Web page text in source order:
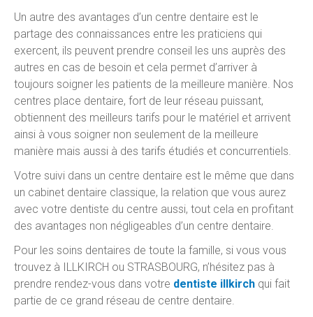
Un autre des avantages d’un centre dentaire est le
partage des connaissances entre les praticiens qui
exercent, ils peuvent prendre conseil les uns auprès des
autres en cas de besoin et cela permet d’arriver à
toujours soigner les patients de la meilleure manière. Nos
centres place dentaire, fort de leur réseau puissant,
obtiennent des meilleurs tarifs pour le matériel et arrivent
ainsi à vous soigner non seulement de la meilleure
manière mais aussi à des tarifs étudiés et concurrentiels.
Votre suivi dans un centre dentaire est le même que dans
un cabinet dentaire classique, la relation que vous aurez
avec votre dentiste du centre aussi, tout cela en profitant
des avantages non négligeables d’un centre dentaire.
Pour les soins dentaires de toute la famille, si vous vous
trouvez à ILLKIRCH ou STRASBOURG, n’hésitez pas à
prendre rendez-vous dans votre dentiste illkirch qui fait
partie de ce grand réseau de centre dentaire.